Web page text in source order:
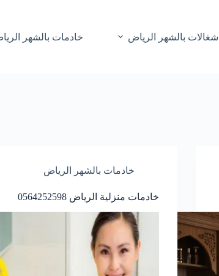
شغالات بالشهر الرياض خادمات بالشهر
خادمات بالشهر الرياض
خادمات منزلية الرياض 0564252598